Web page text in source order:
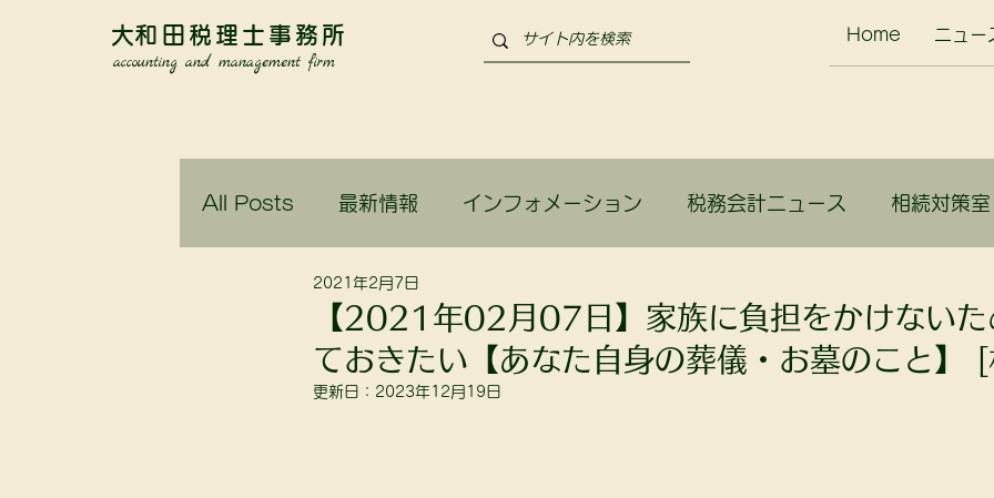
​大和田税理士事務所
accounting and management firm
Home ニュー
All Posts 最新情報 インフォメーション 税務会計ニュース 相続対策室
関谷に引っ越してきませんか？
【2021年02月07日】家族に負担をかけないた
ておきたい【あなた自身の葬儀・お墓のこと】
2021年2月7日
更新日： 2023年12月19日